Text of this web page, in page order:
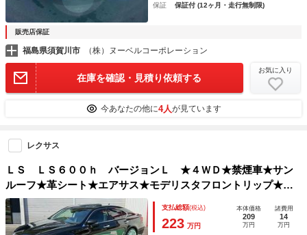
保証
保証付 (12ヶ月・走行無制限)
販売店保証
福島県須賀川市 （株）ヌーベルコーポレーション
在庫を確認・見積り依頼する
お気に入り
今あなたの他に4人が見ています
レクサス
ＬＳ ＬＳ６００ｈ バージョンＬ ★４ＷＤ★禁煙車★サン
ルーフ★革シート★エアサス★モデリスタフロントリップ★マ
ークレビンソンサウンド★フリップダウンモニター★カールソ
ン２１インチＡＷ★Ｂｌｕｅｔｏｏｔｈ★ＥＴＣ★本州仕入れ
支払総額(税込)
223 万円
本体価格
209
万円
諸費用
14
万円